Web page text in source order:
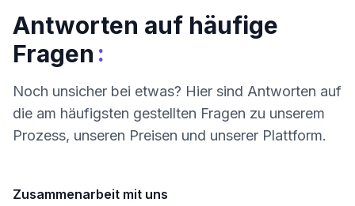
Antworten auf häufige
Fragen :
Noch unsicher bei etwas? Hier sind Antworten auf
die am häufigsten gestellten Fragen zu unserem
Prozess, unseren Preisen und unserer Plattform.
Zusammenarbeit mit uns